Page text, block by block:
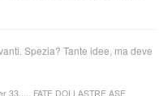
Spezia? Tante idee, ma deve
33..... FATE DOI LASTRE ASE